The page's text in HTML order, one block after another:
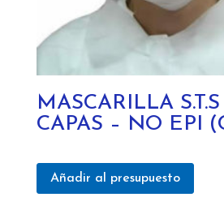
MASCARILLA
CAPAS – NO EPI
Añadir al presupuesto